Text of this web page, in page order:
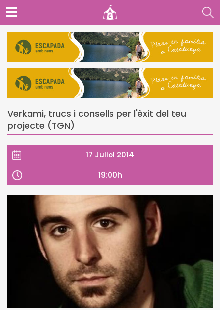
Verkami, trucs i consells per l'èxit del teu
projecte (TGN)
17 Juliol 2014
19:00h